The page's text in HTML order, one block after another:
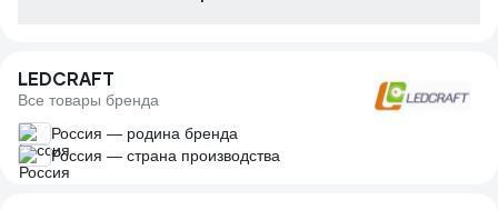
LEDCRAFT
Все товары бренда
Россия — родина бренда
Россия — страна производства